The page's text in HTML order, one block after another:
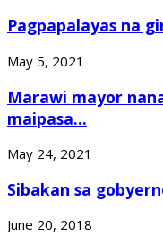
Pagpapalayas na
May 5, 2021
Marawi mayor
maipasa...
May 24, 2021
Sibakan sa
June 20, 2018